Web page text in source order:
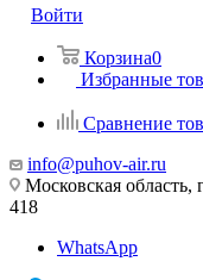
Войти
Корзина0
Избранные
Сравнение
info@puhov-air.ru
Московская область,
418
WhatsApp